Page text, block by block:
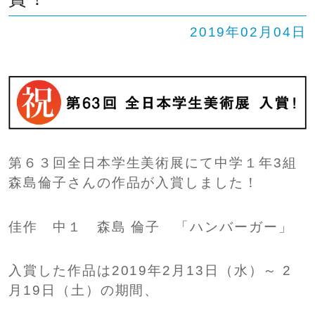
中学校問い合わせ
高校問い合わせ
入試情報
2019年02月04日
第６３回全日本学生美術展にて中学１年3組
森島倫子さんの作品が入賞しました！
佳作 中１ 森島 倫子 「ハンバーガー」
入賞した作品は2019年2月13日（水）～ 2
月19日（土）の期間、